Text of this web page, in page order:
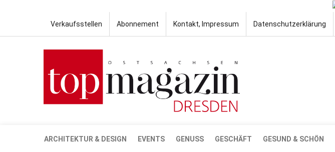
Verkaufsstellen Abonnement Kontakt, Impressum Datenschutzerklärung
ARCHITEKTUR & DESIGN EVENTS GENUSS GESCHÄFT GESUND & SCHÖN